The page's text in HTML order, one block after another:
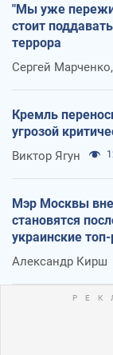
"Мы уже
стоит
террора
Сергей
Кремль
угрозой
Виктор Ягун
Мэр Москвы
становятся
украинские
Александр Кирш